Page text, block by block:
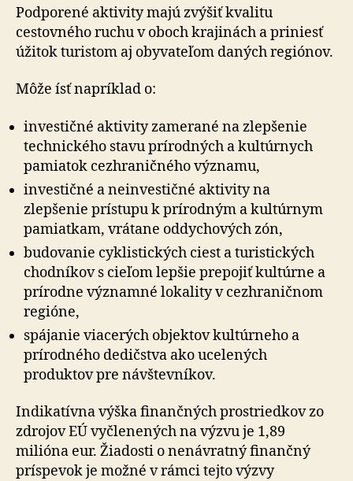
Podporené aktivity majú zvýšiť kvalitu
cestovného ruchu v oboch krajinách a priniesť
úžitok turistom aj obyvateľom daných regiónov.
Môže ísť napríklad o:
investičné aktivity zamerané na zlepšenie
technického stavu prírodných a kultúrnych
pamiatok cezhraničného významu,
investičné a neinvestičné aktivity na
zlepšenie prístupu k prírodným a kultúrnym
pamiatkam, vrátane oddychových zón,
budovanie cyklistických ciest a turistických
chodníkov s cieľom lepšie prepojiť kultúrne a
prírodne významné lokality v cezhraničnom
regióne,
spájanie viacerých objektov kultúrneho a
prírodného dedičstva ako ucelených
produktov pre návštevníkov.
Indikatívna výška finančných prostriedkov zo
zdrojov EÚ vyčlenených na výzvu je 1,89
milióna eur. Žiadosti o nenávratný finančný
príspevok je možné v rámci tejto výzvy